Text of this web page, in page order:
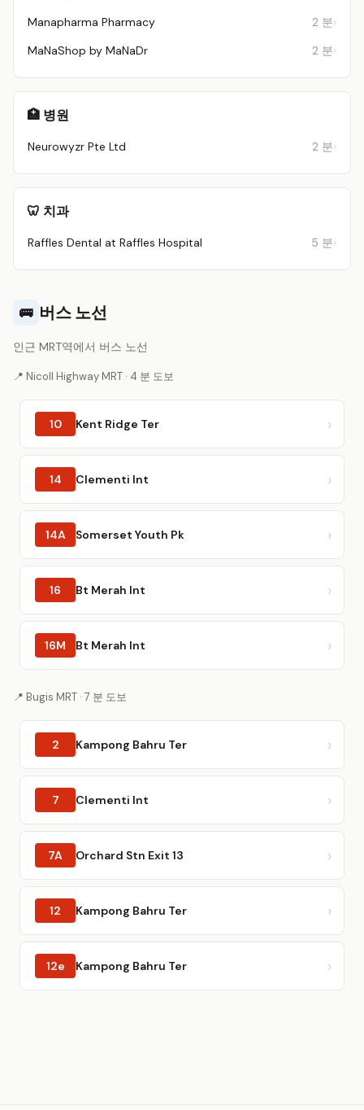
Manapharma Pharmacy
2 분
MaNaShop by MaNaDr
2 분
🏥 병원
Neurowyzr Pte Ltd 2 분
🦷 치과
Raffles Dental at Raffles Hospital 5 분
🚌 버스 노선
인근 MRT역에서 버스 노선
📍 Nicoll Highway MRT · 4 분 도보
10 Kent Ridge Ter
14 Clementi Int
14A Somerset Youth Pk
16 Bt Merah Int
16M Bt Merah Int
📍 Bugis MRT · 7 분 도보
2 Kampong Bahru Ter
7 Clementi Int
7A Orchard Stn Exit 13
12 Kampong Bahru Ter
12e Kampong Bahru Ter